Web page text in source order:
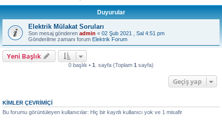
Duyurular
Elektrik Mülakat Soruları
Son mesaj gönderen admin « 02 Şub 2021 , Sal 4:51 pm
Gönderilme zamanı forum Elektrik Forum
Yeni Başlık
0 başlık • 1 . sayfa (Toplam 1 sayfa)
Geçiş yap
KIMLER ÇEVRIMIÇI
Bu forumu görüntüleyen kullanıcılar: Hiç bir kayıtlı kullanıcı yok ve 1 misafir